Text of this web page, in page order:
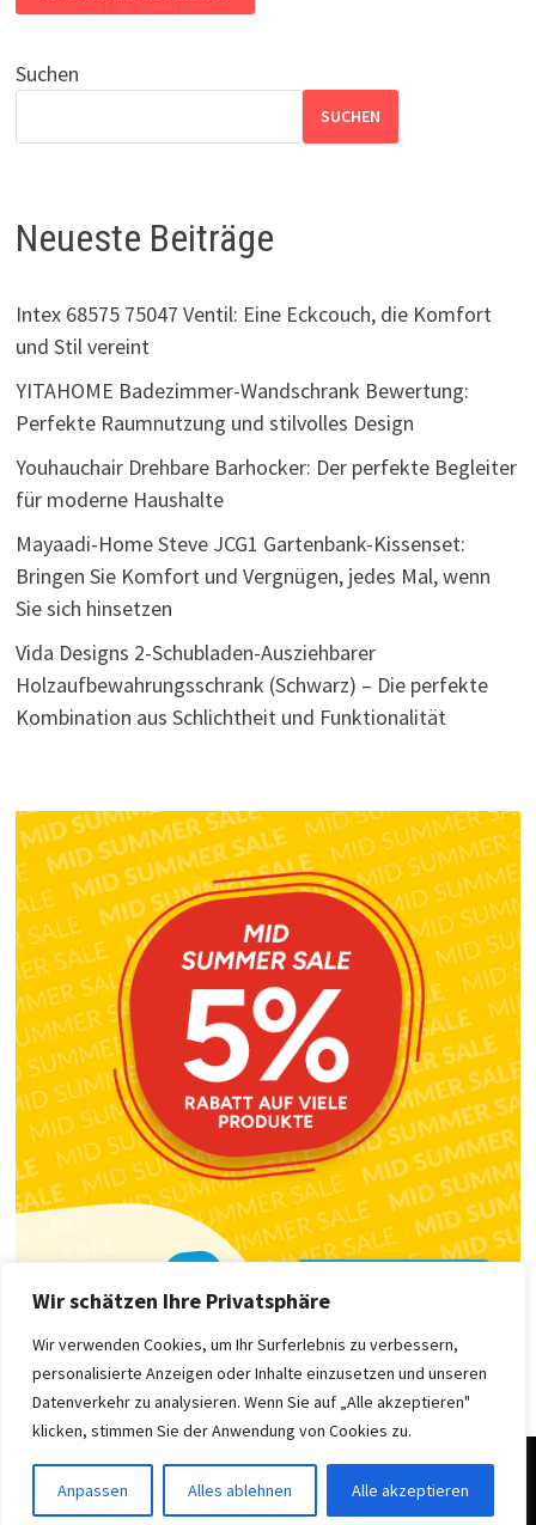
Wir schätzen Ihre Privatsphäre
Wir verwenden Cookies, um Ihr Surferlebnis zu verbessern,
personalisierte Anzeigen oder Inhalte einzusetzen und unseren
Datenverkehr zu analysieren. Wenn Sie auf „Alle akzeptieren"
klicken, stimmen Sie der Anwendung von Cookies zu.
Anpassen Alles ablehnen Alle akzeptieren
Suchen
SUCHEN
Neueste Beiträge
Intex 68575 75047 Ventil: Eine Eckcouch, die Komfort
und Stil vereint
YITAHOME Badezimmer-Wandschrank Bewertung:
Perfekte Raumnutzung und stilvolles Design
Youhauchair Drehbare Barhocker: Der perfekte Begleiter
für moderne Haushalte
Mayaadi-Home Steve JCG1 Gartenbank-Kissenset:
Bringen Sie Komfort und Vergnügen, jedes Mal, wenn
Sie sich hinsetzen
Vida Designs 2-Schubladen-Ausziehbarer
Holzaufbewahrungsschrank (Schwarz) – Die perfekte
Kombination aus Schlichtheit und Funktionalität
Copyright © 2025 .Impressum|Datenschutzerklärung
| Stolz
präsentiert von
WordPressundBam